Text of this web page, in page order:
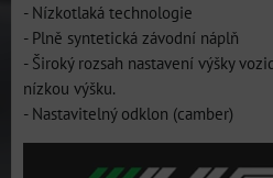
- Nízkotlaká technologie
- Plně syntetická závodní náplň
- Široký rozsah nastavení výšky
nízkou výšku.
- Nastavitelný odklon (camber)